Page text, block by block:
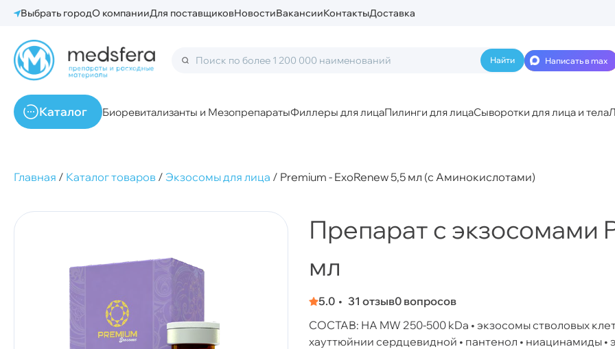
Выбрать городО компанииДля поставщиковНовостиВакансииКонтактыДоставка
Написать в max
Каталог Биоревитализанты и МезопрепаратыФиллеры для лицаПилинги для лицаСыворотки для лица и тела
Главная / Каталог товаров / Экзосомы для лица / Premium - ExoRenew 5,5 мл (с Аминокислотами)
Препарат с экзосомами
мл
5.0 31 отзыв0 вопросов
СОСТАВ: НA MW 250-500 kDa • экзосомы стволовых
хауттюйнии сердцевидной • пантенол • ниацинамиды •